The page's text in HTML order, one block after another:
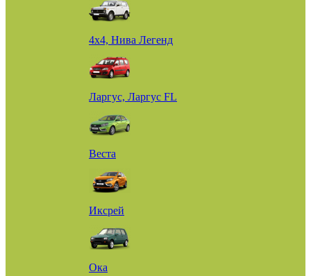
4х4, Нива Легенд
Ларгус, Ларгус FL
Веста
Иксрей
Ока